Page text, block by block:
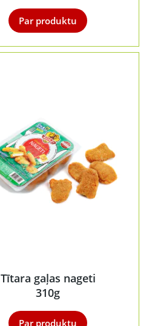
Par produktu
Tītara gaļas nageti
310g
Par produktu